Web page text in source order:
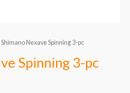
Nexave Spinning 3-pc
Spinning 3-pc